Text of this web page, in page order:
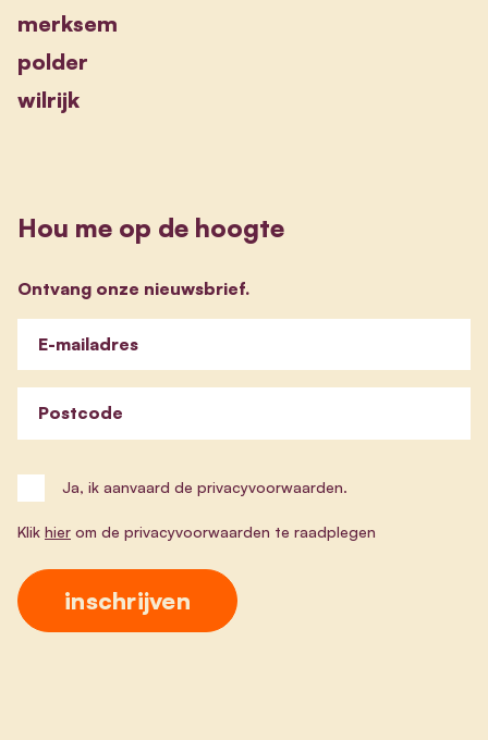
merksem
polder
wilrijk
Hou me op de hoogte
Ontvang onze nieuwsbrief.
E-mailadres
Postcode
Ja, ik aanvaard de privacyvoorwaarden.
Klik hier om de privacyvoorwaarden te raadplegen